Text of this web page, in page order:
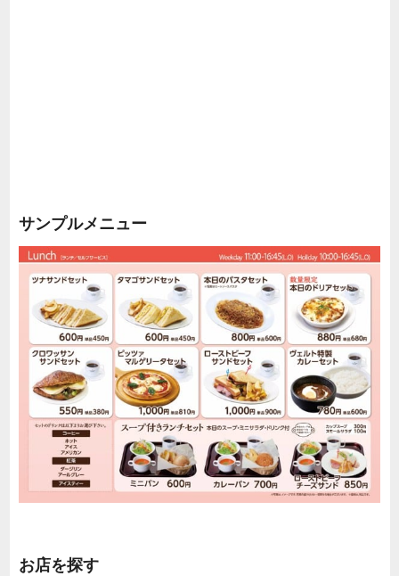
サンプルメニュー
お店を探す